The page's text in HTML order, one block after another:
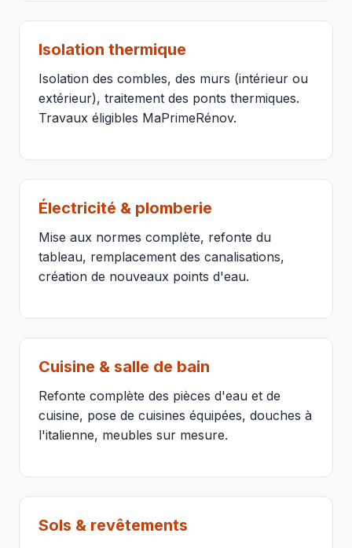
Isolation thermique
Isolation des combles, des murs (intérieur ou
extérieur), traitement des ponts thermiques.
Travaux éligibles MaPrimeRénov.
Électricité & plomberie
Mise aux normes complète, refonte du
tableau, remplacement des canalisations,
création de nouveaux points d'eau.
Cuisine & salle de bain
Refonte complète des pièces d'eau et de
cuisine, pose de cuisines équipées, douches à
l'italienne, meubles sur mesure.
Sols & revêtements